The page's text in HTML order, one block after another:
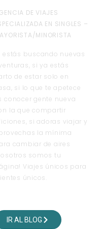
DE VIAJES
EN SINGLES –
MINORISTA
estás buscando nuevas
si ya estás
de estar solo en
si lo que te apetece
conocer gente nueva
la que compartir
si adoras viajar y
la mínima
cambiar de aires
somos tu
Viajes únicos para
únicos.
IR AL BLOG